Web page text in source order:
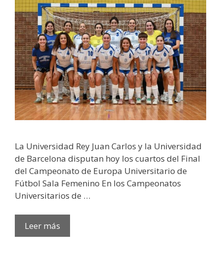
La Universidad Rey Juan Carlos y la Universidad
de Barcelona disputan hoy los cuartos del Final
del Campeonato de Europa Universitario de
Fútbol Sala Femenino En los Campeonatos
Universitarios de …
Leer más